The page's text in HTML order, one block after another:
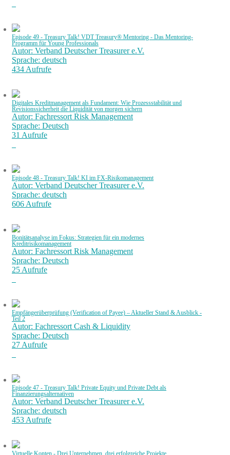
Episode 49 - Treasury Talk! VDT Treasury® Mentoring - Das Mentoring-
Programm für Young Professionals
Autor: Verband Deutscher Treasurer e.V.
Sprache: deutsch
434 Aufrufe
Digitales Kreditmanagement als Fundament: Wie Prozessstabilität und
Revisionssicherheit die Liquidität von morgen sichern
Autor: Fachressort Risk Management
Sprache: Deutsch
31 Aufrufe
Episode 48 - Treasury Talk! KI im FX-Risikomanagement
Autor: Verband Deutscher Treasurer e.V.
Sprache: deutsch
606 Aufrufe
Bonitätsanalyse im Fokus: Strategien für ein modernes
Kreditrisikomanagement
Autor: Fachressort Risk Management
Sprache: Deutsch
25 Aufrufe
Empfängerüberprüfung (Verification of Payee) – Aktueller Stand & Ausblick -
Teil 2
Autor: Fachressort Cash & Liquidity
Sprache: Deutsch
27 Aufrufe
Episode 47 - Treasury Talk! Private Equity und Private Debt als
Finanzierungsalternativen
Autor: Verband Deutscher Treasurer e.V.
Sprache: deutsch
453 Aufrufe
Virtuelle Konten - Drei Unternehmen, drei erfolgreiche Projekte